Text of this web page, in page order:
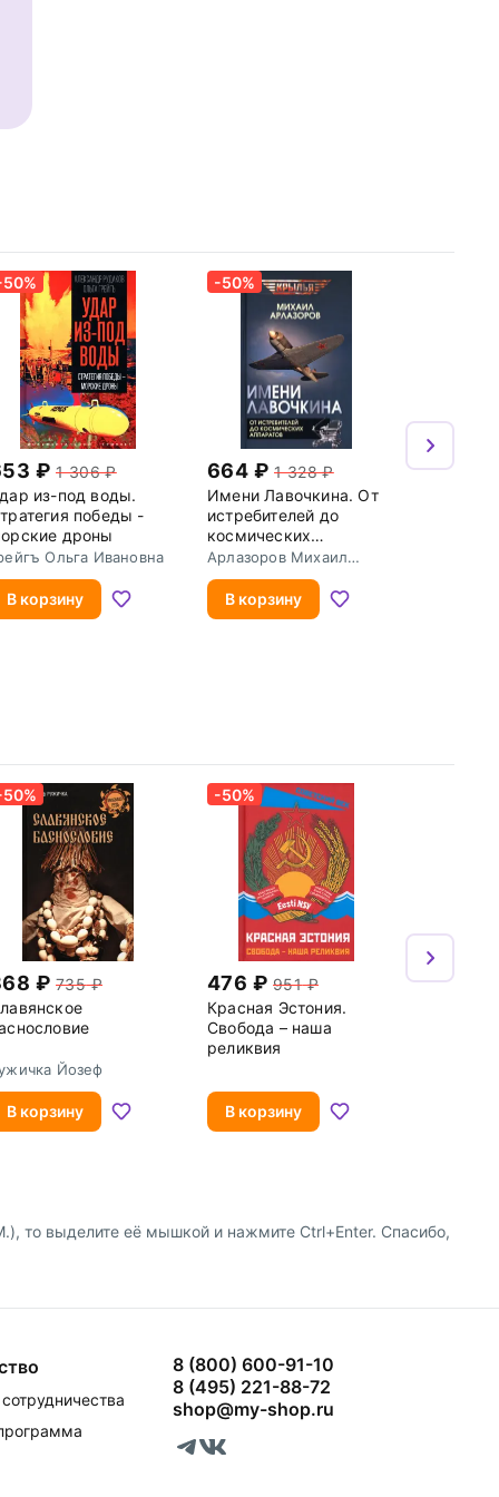
1 306
из-под воды.
победы -
дроны
Ольга Ивановна
В корзину
-50%
664
1 328
Имени Лавочкина. От
истребителей до
космических
аппаратов
Арлазоров Михаил
В корзину
735
Йозеф
В корзину
-50%
476
951
Красная Эстония.
Свобода – наша
реликвия
В корзину
то выделите её мышкой и нажмите Ctrl+Enter. Спасибо,
8 (800) 600-91-10
8 (495) 221-88-72
shop@my-shop.ru